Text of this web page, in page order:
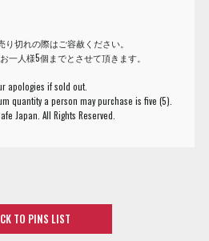
切れの際はご容赦ください。
一人様5個までとさせて頂きます。
apologies if sold out.
quantity a person may purchase is five (5).
Japan. All Rights Reserved.
TO PINS LIST